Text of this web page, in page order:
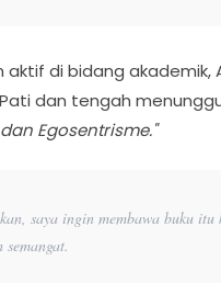
aktif di bidang
dan tengah
Egosentrisme."
saya ingin membawa buku